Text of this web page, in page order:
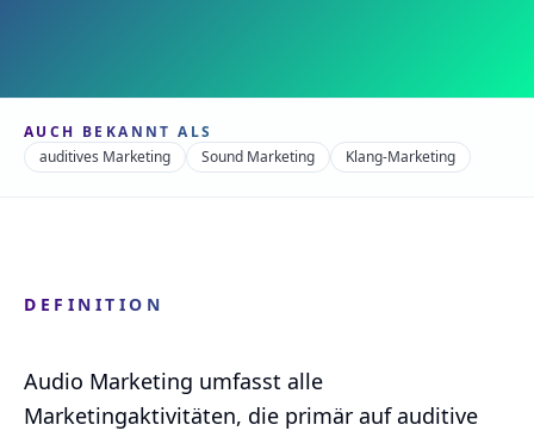
AUCH BEKANNT ALS
auditives Marketing
Sound Marketing Klang-Marketing
DEFINITION
Audio Marketing umfasst alle
Marketingaktivitäten, die primär auf auditive